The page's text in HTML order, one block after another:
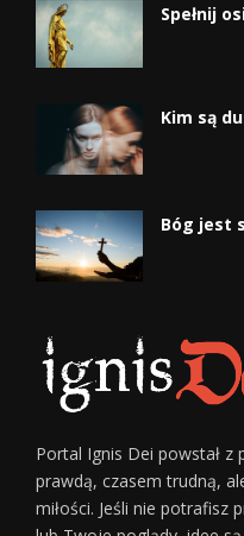
Spełnij
Kim są
Bóg jest
Portal Ignis Dei powstał z
prawdą, czasem trudną,
miłości. Jeśli nie potrafisz